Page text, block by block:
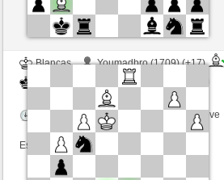
Blancas
Youmadbro (1709) (+17)
Bartola (1725) (-17)
Tiempo: 3 minutes/side + 0 seconds/move
Esta partida es por puntos